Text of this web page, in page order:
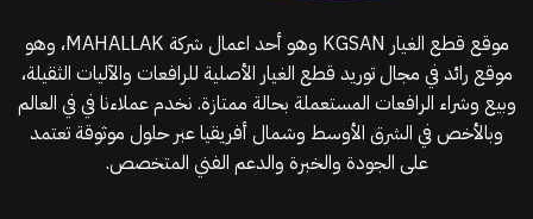
موقع قطع الغيار KGSAN وهو أحد اعمال شركة MAHALLAK، وهو
موقع رائد في مجال توريد قطع الغيار الأصلية للرافعات والآليات الثقيلة،
وبيع وشراء الرافعات المستعملة بحالة ممتازة. نخدم عملاءنا في في العالم
وبالأخص في الشرق الأوسط وشمال أفريقيا عبر حلول موثوقة تعتمد
على الجودة والخبرة والدعم الفني المتخصص.